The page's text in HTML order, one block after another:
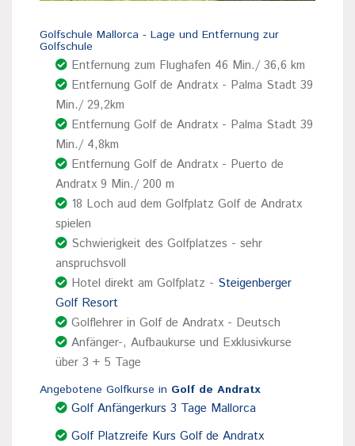
Golfschule Mallorca - Lage und Entfernung zur
Golfschule
Entfernung zum Flughafen 46 Min./ 36,6 km
Entfernung Golf de Andratx - Palma Stadt 39
Min./ 29,2km
Entfernung Golf de Andratx - Palma Stadt 39
Min./ 4,8km
Entfernung Golf de Andratx - Puerto de
Andratx 9 Min./ 200 m
18 Loch aud dem Golfplatz Golf de Andratx
spielen
Schwierigkeit des Golfplatzes - sehr
anspruchsvoll
Hotel direkt am Golfplatz - Steigenberger
Golf Resort
Golflehrer in Golf de Andratx - Deutsch
Anfänger-, Aufbaukurse und Exklusivkurse
über 3 + 5 Tage
Angebotene Golfkurse in Golf de Andratx
Golf Anfängerkurs 3 Tage Mallorca
Golf Platzreife Kurs Golf de Andratx